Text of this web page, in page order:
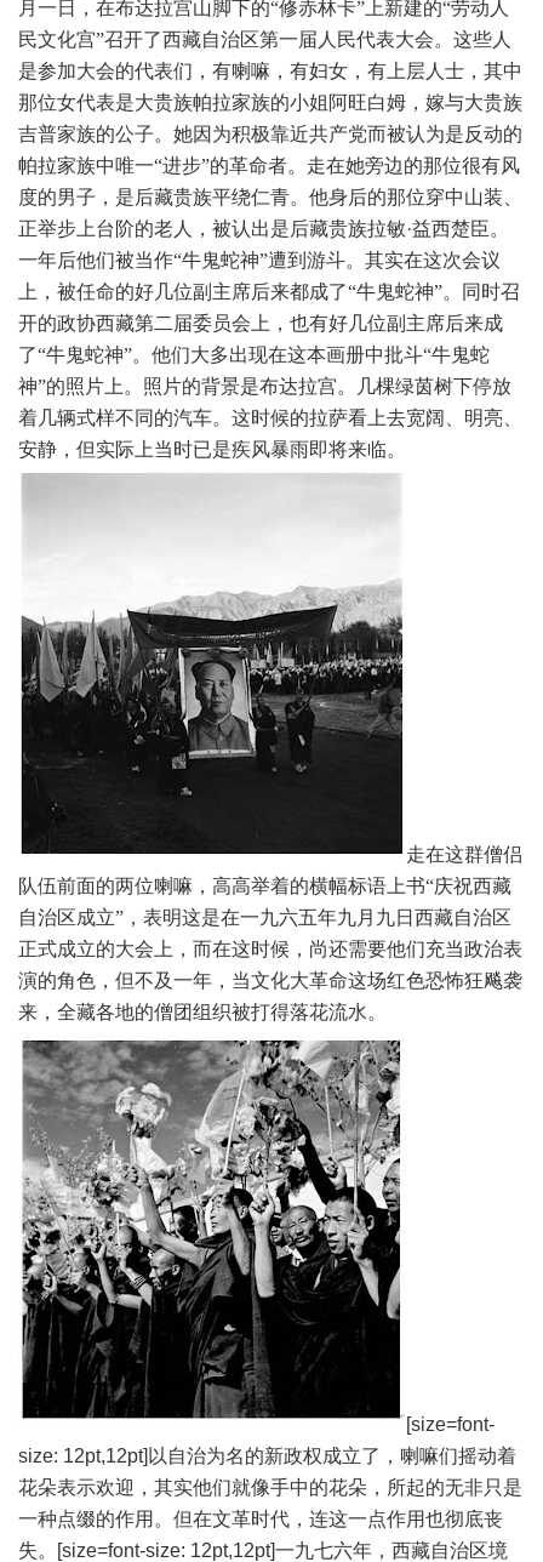
月一日
，在布达拉宫山脚下的“修赤林卡”上新建的“劳动人
民文化宫”召开了西藏自治区第一届人民代表大会。这些人
是参加大会的代表们，有喇嘛，有妇女，有上层人士，其中
那位女代表是大贵族帕拉家族的小姐阿旺白姆，嫁与大贵族
吉普家族的公子。她因为积极靠近共产党而被认为是反动的
帕拉家族中唯一“进步”的革命者。走在她旁边的那位很有风
度的男子，是后藏贵族平绕仁青。他身后的那位穿中山装、
正举步上台阶的老人，被认出是后藏贵族拉敏·益西楚臣。
一年后他们被当作“牛鬼蛇神”遭到游斗。 其实在这次会议
上，被任命的好几位副主席后来都成了“牛鬼蛇神”。同时召
开的政协西藏第二届委员会上，也有好几位副主席后来成
了“牛鬼蛇神”。他们大多出现在这本画册中批斗“牛鬼蛇
神”的照片上。 照片的背景是布达拉宫。几棵绿茵树下停放
着几辆式样不同的汽车。这时候的拉萨看上去宽阔、明亮、
安静，但实际上当时已是疾风暴雨即将来临。
走在这群僧侣
队伍前面的两位喇嘛，高高举着的横幅标语上书“庆祝西藏
自治区成立”，表明这是在一九六五年九月九日西藏自治区
正式成立的大会上，而在这时候，尚还需要他们充当政治表
演的角色，但不及一年，当文化大革命这场红色恐怖狂飚袭
来，全藏各地的僧团组织被打得落花流水。
[size=font-
size: 12pt,12pt] 以自治为名的新政权成立了，喇嘛们摇动着
花朵表示欢迎，其实他们就像手中的花朵，所起的无非只是
一种点缀的作用。但在文革时代，连这一点作用也彻底丧
失。
[size=font-size: 12pt,12pt]一九七六年，西藏自治区境